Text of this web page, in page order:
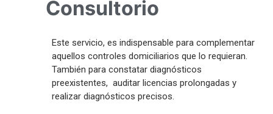
Consultorio
Este servicio, es indispensable para complementar
aquellos controles domiciliarios que lo requieran.
También para constatar diagnósticos
preexistentes, auditar licencias prolongadas y
realizar diagnósticos precisos.